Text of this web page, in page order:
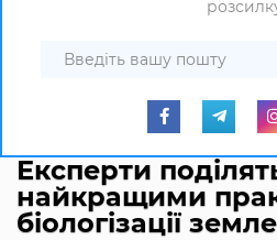
Експерти
найкращими
біологізації